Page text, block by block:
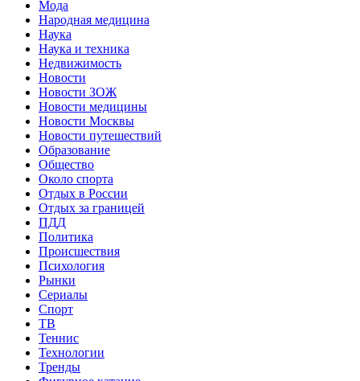
Мода
Народная медицина
Наука
Наука и техника
Недвижимость
Новости
Новости ЗОЖ
Новости медицины
Новости Москвы
Новости путешествий
Образование
Общество
Около спорта
Отдых в России
Отдых за границей
ПДД
Политика
Происшествия
Психология
Рынки
Сериалы
Спорт
ТВ
Теннис
Технологии
Тренды